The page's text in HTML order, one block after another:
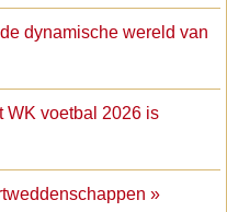
dynamische wereld van
WK voetbal 2026 is
»